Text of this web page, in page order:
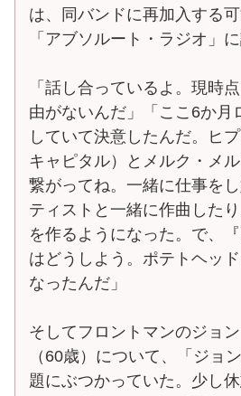
は、同バンドに再加入する
「アブソルート・ラジオ」
「話し合っているよ。現時
由がないんだ」「ここ6か月
していて決意したんだ。ヒ
キャピタル）とメルク・メ
繋がってね。一緒に仕事を
ティストと一緒に作曲した
を作るようになった。で、
はどうしよう。ポテトヘッ
なったんだ」
そしてフロントマンのジョ
（60歳）について、「ジョ
題にぶつかっていた。少し